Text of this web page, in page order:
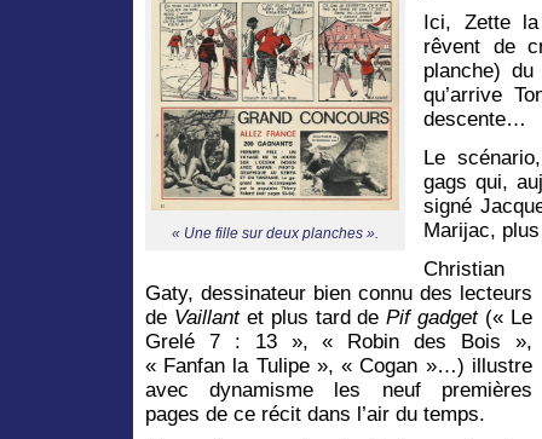
« Une fille sur deux planches ».
Ici, Zette
rêvent de
planche)
qu’arrive
descente…
Le
gags qui,
signé
Marijac, plus
Christian
Gaty, dessinateur bien connu des lecteurs
de Vaillantet plus tard dePif gadget(« Le
Grelé 7 : 13 », « Robin des Bois »,
« Fanfan la Tulipe », « Cogan »…) illustre
avec dynamisme les neuf premières
pages de ce récit dans l’air du temps.